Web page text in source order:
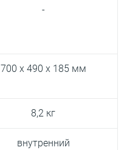
-
700 x 490 x 185 мм
8,2 кг
внутренний